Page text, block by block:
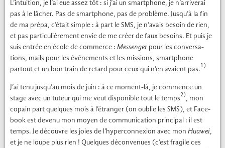
L’intuition, je l’ai eue assez tôt : si j’ai un smart­phone, je n’arriverai
pas à le lâch­er. Pas de smart­phone, pas de prob­lème. Jusqu’à la fin
de ma pré­pa, c’était sim­ple : à part le SMS, je n’avais besoin de rien,
et pas par­ti­c­ulière­ment envie de me créer de faux besoins. Et puis je
suis entrée en école de com­merce : Mes­sen­ger pour les con­ver­sa­
tions, mails pour les événe­ments et les mis­sions, smart­phone
partout et un bon train de retard pour ceux qui n’en avaient pas.1)
J’ai tenu jusqu’au mois de juin : à ce moment-là, je com­mence un
stage avec un tuteur qui me veut disponible tout le temps2), mon
copain part quelques mois à l’étranger (on oublie les SMS), et Face­
book est devenu mon moyen de com­mu­ni­ca­tion prin­ci­pal : il est
temps. Je décou­vre les joies de l’hyperconnexion avec mon Huawei,
et je ne loupe plus rien ! Quelques décon­v­enues (c’est frag­ile ces